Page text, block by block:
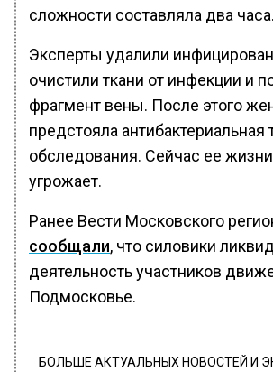
сложности составляла два часа.
Эксперты удалили
очистили ткани от инфекции и
фрагмент вены. После этого
предстояла антибактериальная
обследования. Сейчас ее
угрожает.
Ранее Вести Московского
сообщали, что силовики
деятельность участников
Подмосковье.
БОЛЬШЕ АКТУАЛЬНЫХ НОВОСТЕЙ И